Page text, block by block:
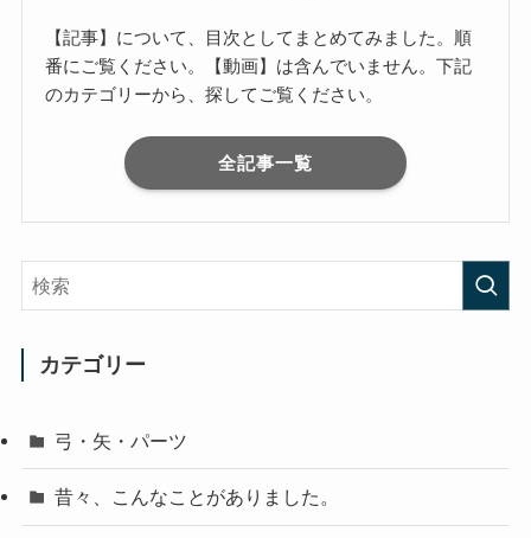
【記事】について、目次としてまとめてみました。順
番にご覧ください。【動画】は含んでいません。下記
のカテゴリーから、探してご覧ください。
全記事一覧
カテゴリー
弓・矢・パーツ
昔々、こんなことがありました。